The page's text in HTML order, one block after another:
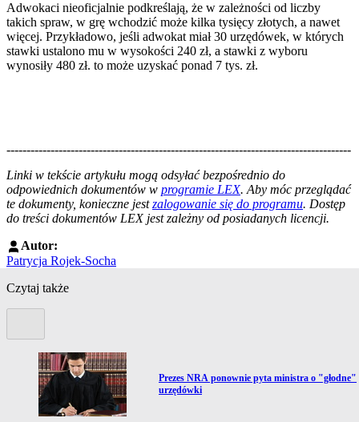
Adwokaci nieoficjalnie podkreślają, że w zależności od liczby
takich spraw, w grę wchodzić może kilka tysięcy złotych, a nawet
więcej. Przykładowo, jeśli adwokat miał 30 urzędówek, w których
stawki ustalono mu w wysokości 240 zł, a stawki z wyboru
wynosiły 480 zł. to może uzyskać ponad 7 tys. zł.
--------------------------------------------------------------------------------------
Linki w tekście artykułu mogą odsyłać bezpośrednio do
odpowiednich dokumentów w programie LEX. Aby móc przeglądać
te dokumenty, konieczne jestzalogowanie się do programu. Dostęp
do treści dokumentów LEX jest zależny od posiadanych licencji.
Autor:
Patrycja Rojek-Socha
Czytaj także
Przejdź do artykułu:
Prezes NRA ponownie pyta ministra o "głodne"
urzędówki